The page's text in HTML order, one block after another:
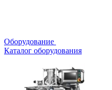
Оборудование
Каталог оборудования